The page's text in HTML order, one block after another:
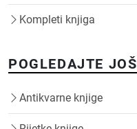
Kompleti knjiga
POGLEDAJTE JOŠ
Antikvarne knjige